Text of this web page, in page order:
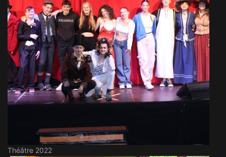
Théâtre 2022